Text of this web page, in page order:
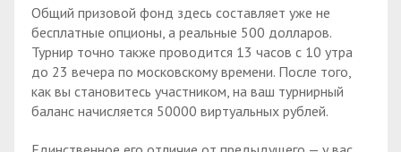
Общий призовой фонд здесь составляет уже не
бесплатные опционы, а реальные 500 долларов.
Турнир точно также проводится 13 часов с 10 утра
до 23 вечера по московскому времени. После того,
как вы становитесь участником, на ваш турнирный
баланс начисляется 50000 виртуальных рублей.